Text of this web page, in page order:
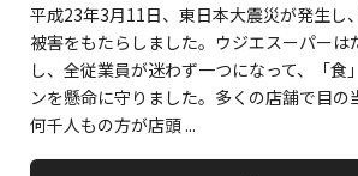
平成23年3月11日、東日本大震災が発生し
被害をもたらしました。ウジエスーパーは
し、全従業員が迷わず一つになって、「食
ンを懸命に守りました。多くの店舗で目の
何千人もの方が店頭 ...